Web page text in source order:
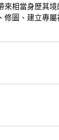
相當身歷其
圖、建立專